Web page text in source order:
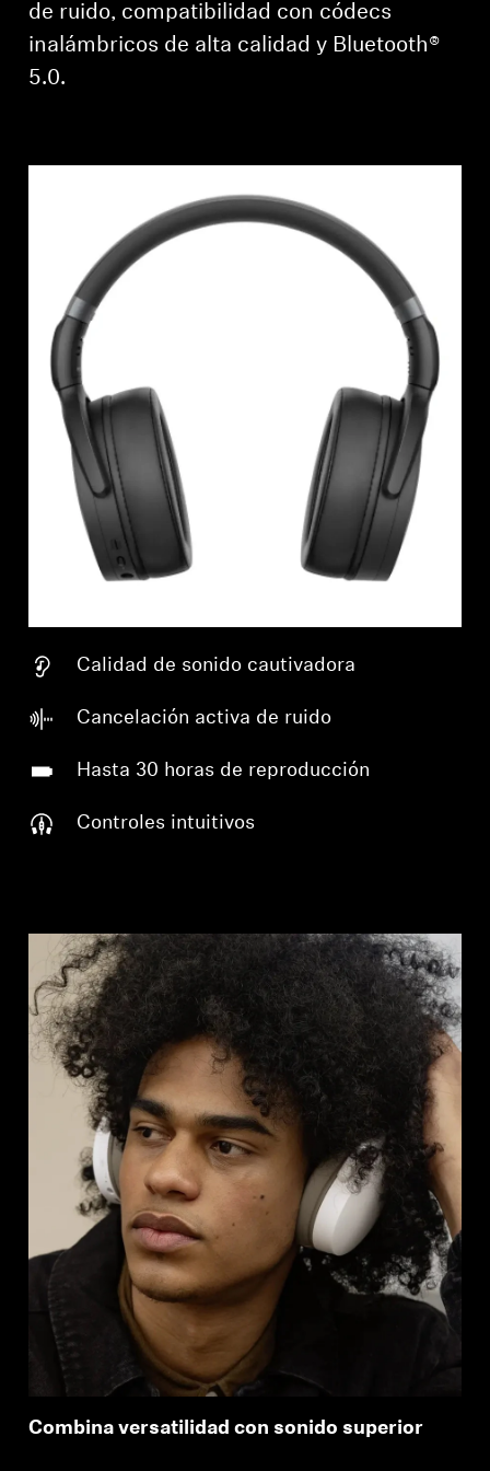
Profesional
de ruido, compatibilidad con códecs
inalámbricos de alta calidad y Bluetooth®
5.0.
Calidad de sonido cautivadora
Cancelación activa de ruido
Hasta 30 horas de reproducción
Controles intuitivos
Combina versatilidad con sonido superior